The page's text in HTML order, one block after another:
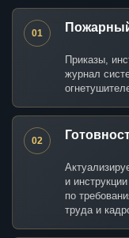
01
Приказы,
журнал
02
и
по
труда и